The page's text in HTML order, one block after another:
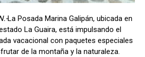
La Posada Marina Galipán, ubicada en
La Guaira, está impulsando el
vacacional con paquetes especiales
de la montaña y la naturaleza.